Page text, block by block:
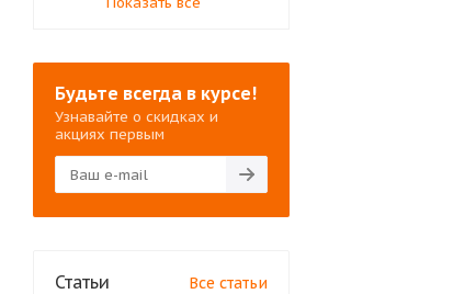
Будьте всегда в курсе!
Узнавайте о скидках и
акциях первым
Статьи Все статьи